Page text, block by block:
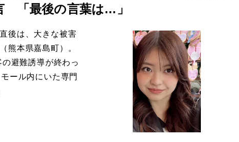
「最後の言葉は…」
後は、大きな被害
熊本県嘉島町）。
避難誘導が終わっ
ール内にいた専門